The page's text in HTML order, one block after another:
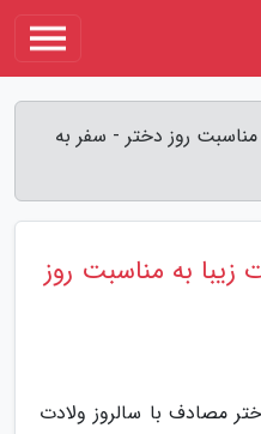
روز دختر - سفر به
به مناسبت روز
مصادف با سالروز ولادت